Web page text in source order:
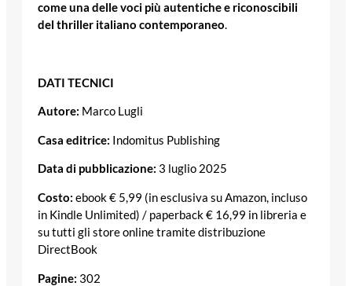
come una delle voci più autentiche e riconoscibili
del thriller italiano contemporaneo.
DATI TECNICI
Autore: Marco Lugli
Casa editrice: Indomitus Publishing
Data di pubblicazione: 3 luglio 2025
Costo: ebook € 5,99 (in esclusiva su Amazon, incluso
in Kindle Unlimited) / paperback € 16,99 in libreria e
su tutti gli store online tramite distribuzione
DirectBook
Pagine: 302